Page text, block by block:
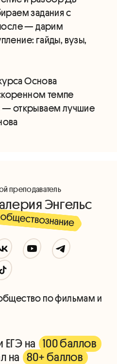
задания с
— дарим
гайды, вузы,
Основа
темпе
— открываем лучшие
преподаватель
Энгельс
по фильмам и
ЕГЭ на
100 баллов
на 80+ баллов